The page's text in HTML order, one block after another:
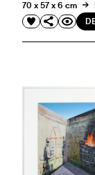
70 x 57 x 6 cm